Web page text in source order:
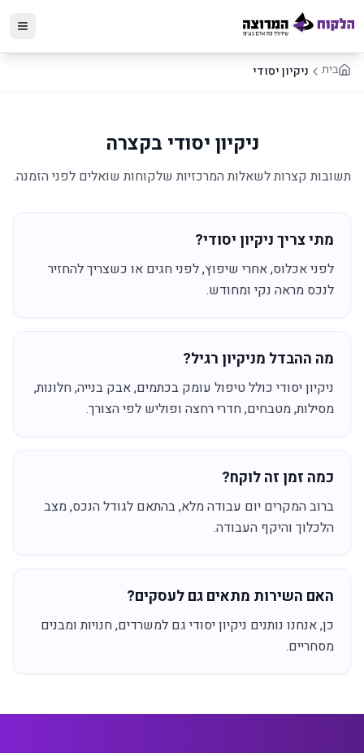
בית ניקיון יסודי
ניקיון יסודי בקצרה
תשובות קצרות לשאלות המרכזיות שלקוחות שואלים לפני הזמנה.
מתי צריך ניקיון יסודי?
לפני אכלוס, אחרי שיפוץ, לפני חגים או כשצריך להחזיר
לנכס מראה נקי ומחודש.
מה ההבדל מניקיון רגיל?
ניקיון יסודי כולל טיפול עומק בכתמים, אבק בנייה, חלונות,
מסילות, מטבחים, חדרי רחצה ופוליש לפי הצורך.
כמה זמן זה לוקח?
ברוב המקרים יום עבודה מלא, בהתאם לגודל הנכס, מצב
הלכלוך והיקף העבודה.
האם השירות מתאים גם לעסקים?
כן, אנחנו נותנים ניקיון יסודי גם למשרדים, חנויות ומבנים
מסחריים.